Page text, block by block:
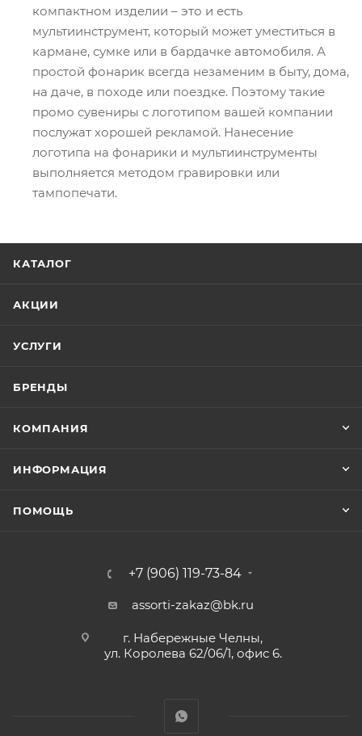
компактном изделии – это и есть
мультиинструмент, который может уместиться в
кармане, сумке или в бардачке автомобиля. А
простой фонарик всегда незаменим в быту, дома,
на даче, в походе или поездке. Поэтому такие
промо сувениры с логотипом вашей компании
послужат хорошей рекламой. Нанесение
логотипа на фонарики и мультиинструменты
выполняется методом гравировки или
тампопечати.
КАТАЛОГ
АКЦИИ
УСЛУГИ
БРЕНДЫ
КОМПАНИЯ
ИНФОРМАЦИЯ
ПОМОЩЬ
+7 (906) 119-73-84
assorti-zakaz@bk.ru
г. Набережные Челны,
ул. Королева 62/06/1, офис 6.